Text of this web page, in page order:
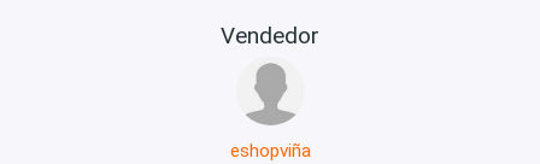
Vendedor
eshopviña